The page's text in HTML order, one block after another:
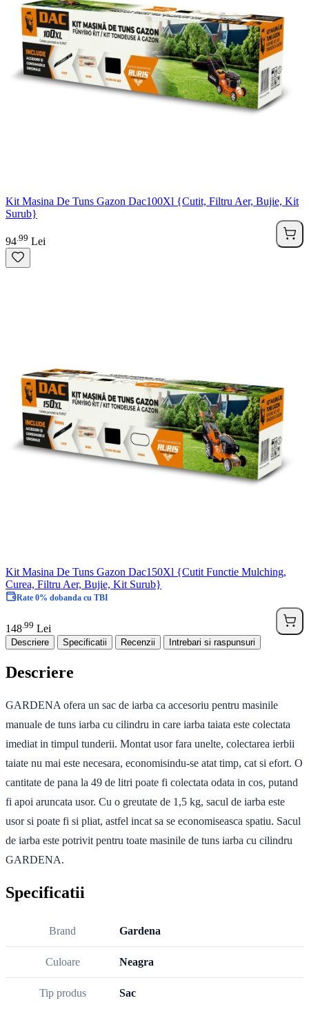
Kit Masina De Tuns Gazon Dac100Xl {Cutit, Filtru Aer, Bujie, Kit
Surub}
94 99 Lei
Kit Masina De Tuns Gazon Dac150Xl {Cutit Functie Mulching,
Curea, Filtru Aer, Bujie, Kit Surub}
Rate 0% dobanda cu TBI
148 99 Lei
Descriere Specificatii Recenzii Intrebari si raspunsuri
Descriere
GARDENA ofera un sac de iarba ca accesoriu pentru masinile
manuale de tuns iarba cu cilindru in care iarba taiata este colectata
imediat in timpul tunderii. Montat usor fara unelte, colectarea ierbii
taiate nu mai este necesara, economisindu-se atat timp, cat si efort. O
cantitate de pana la 49 de litri poate fi colectata odata in cos, putand
fi apoi aruncata usor. Cu o greutate de 1,5 kg, sacul de iarba este
usor si poate fi si pliat, astfel incat sa se economiseasca spatiu. Sacul
de iarba este potrivit pentru toate masinile de tuns iarba cu cilindru
GARDENA.
Specificatii
Brand Gardena
Culoare Neagra
Tip produs Sac